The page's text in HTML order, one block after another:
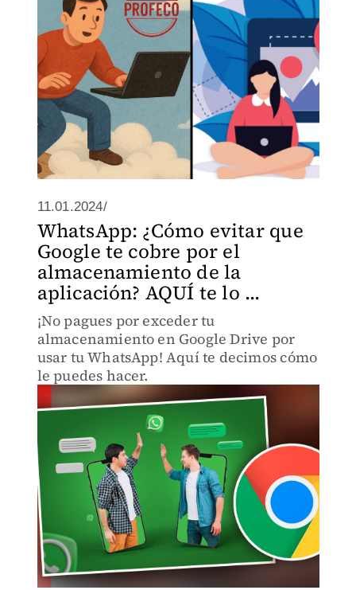
11.01.2024/
WhatsApp: ¿Cómo evitar que
Google te cobre por el
almacenamiento de la
aplicación? AQUÍ te lo ...
¡No pagues por exceder tu
almacenamiento en Google Drive por
usar tu WhatsApp! Aquí te decimos cómo
le puedes hacer.